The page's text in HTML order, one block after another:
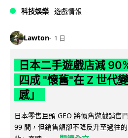
科技娛樂 遊戲情報
Lawton 1 日
日本二手遊戲店減
四成 "懷舊"在 Z 世代
感」
日本零售巨頭 GEO 將懷舊遊戲銷售
99 間，但銷售額卻不降反升至過往